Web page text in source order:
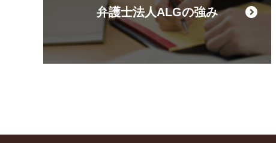
弁護士法人ALGの強み